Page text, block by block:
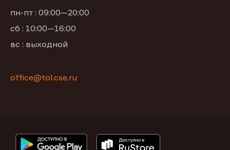
пн-пт : 09:00—20:00
сб : 10:00—16:00
вс : выходной
office@tol.cse.ru